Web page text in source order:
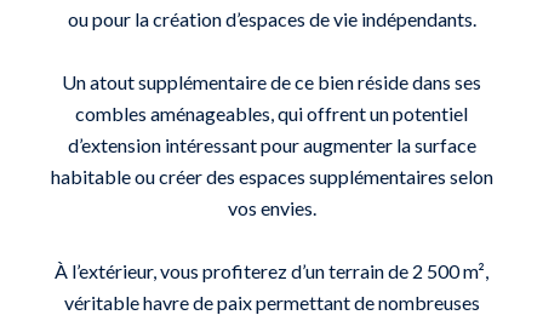
ou pour la création d’espaces de vie indépendants.
Un atout supplémentaire de ce bien réside dans ses
combles aménageables, qui offrent un potentiel
d’extension intéressant pour augmenter la surface
habitable ou créer des espaces supplémentaires selon
vos envies.
À l’extérieur, vous profiterez d’un terrain de 2 500 m²,
véritable havre de paix permettant de nombreuses